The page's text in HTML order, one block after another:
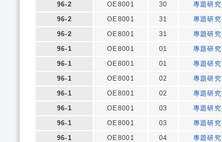
96-2
OE8001 30
專題研究
96-2
OE8001 31
專題研究
96-2
OE8001 31
專題研究
96-1
OE8001 01
專題研究
96-1
OE8001 01
專題研究
96-1
OE8001 02
專題研究
96-1
OE8001 02
專題研究
96-1
OE8001 03
專題研究
96-1
OE8001 03
專題研究
96-1
OE8001 04 專題研究